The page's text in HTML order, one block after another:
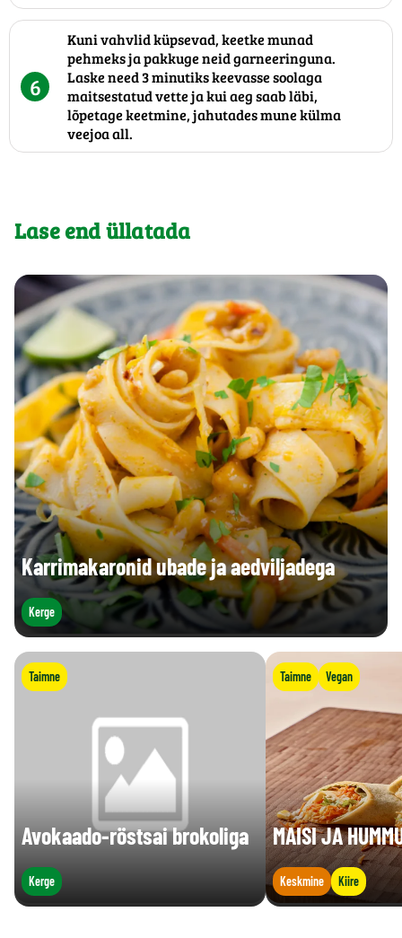
6
Kuni vahvlid küpsevad, keetke munad
pehmeks ja pakkuge neid garneeringuna.
Laske need 3 minutiks keevasse soolaga
maitsestatud vette ja kui aeg saab läbi,
lõpetage keetmine, jahutades mune külma
veejoa all.
Lase end üllatada
Karrimakaronid ubade ja aedviljadega
Kerge
Taimne
Avokaado-röstsai brokoliga
Kerge
Taimne Vegan
MAISI JA
Keskmine Kiire